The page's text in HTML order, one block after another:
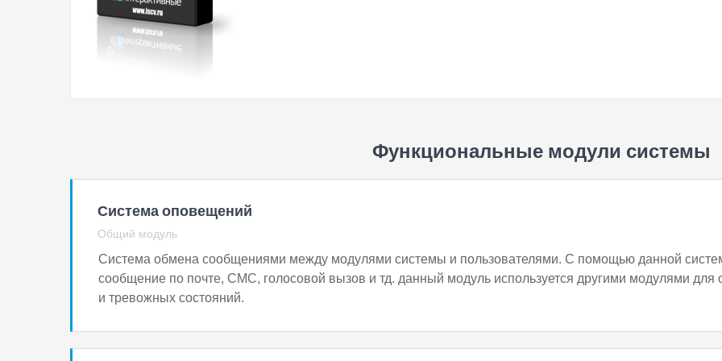
Функциональные модули системы
Система оповещений
Общий модуль
Система обмена сообщениями между модулями системы и пользователями. С помощью данной
сообщение по почте, СМС, голосовой вызов и тд. данный модуль используется другими модулями
и тревожных состояний.